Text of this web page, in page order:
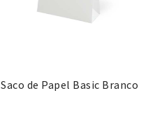
Saco de Papel Basic Branco